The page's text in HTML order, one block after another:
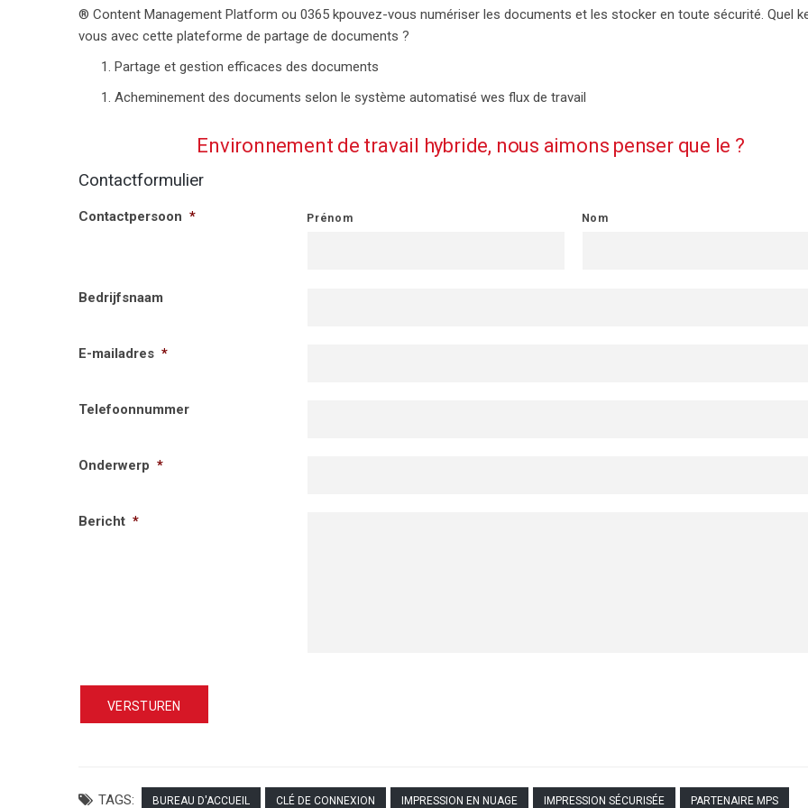
® Content Management Platform ou 0365 kpouvez-vous numériser les documents et les stocker en toute sécurité. Quel k
vous avec cette plateforme de partage de documents ?
Partage et gestion efficaces des documents
Acheminement des documents selon le système automatisé wes flux de travail
Environnement de travail hybride, nous aimons penser que le ?
Contactformulier
Contactpersoon * Prénom Nom
Bedrijfsnaam
E-mailadres *
Telefoonnummer
Onderwerp *
Bericht *
TAGS: BUREAU D'ACCUEIL CLÉ DE CONNEXION IMPRESSION EN NUAGE IMPRESSION SÉCURISÉE PARTENAIRE MPS